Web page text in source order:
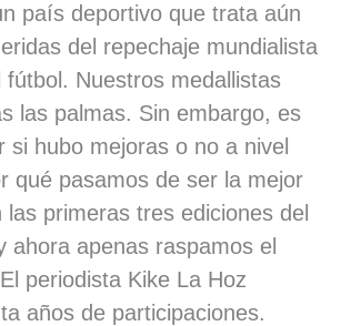
país deportivo que trata aún
del repechaje mundialista
fútbol. Nuestros medallistas
las palmas. Sin embargo, es
si hubo mejoras o no a nivel
qué pasamos de ser la mejor
las primeras tres ediciones del
ahora apenas raspamos el
periodista Kike La Hoz
años de participaciones.